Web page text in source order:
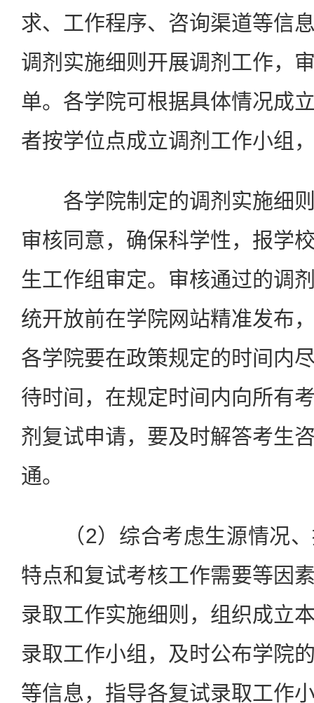
求、工作程序、咨询渠道等信
调剂实施细则开展调剂工作，
单。各学院可根据具体情况成
者按学位点成立调剂工作小组
各学院制定的调剂实施细则
审核同意，确保科学性，报学
生工作组审定。审核通过的调
统开放前在学院网站精准发布
各学院要在政策规定的时间内
待时间，在规定时间内向所有
剂复试申请，要及时解答考生
通。
（2）综合考虑生源情况、
特点和复试考核工作需要等因
录取工作实施细则，组织成立
录取工作小组，及时公布学院
等信息，指导各复试录取工作